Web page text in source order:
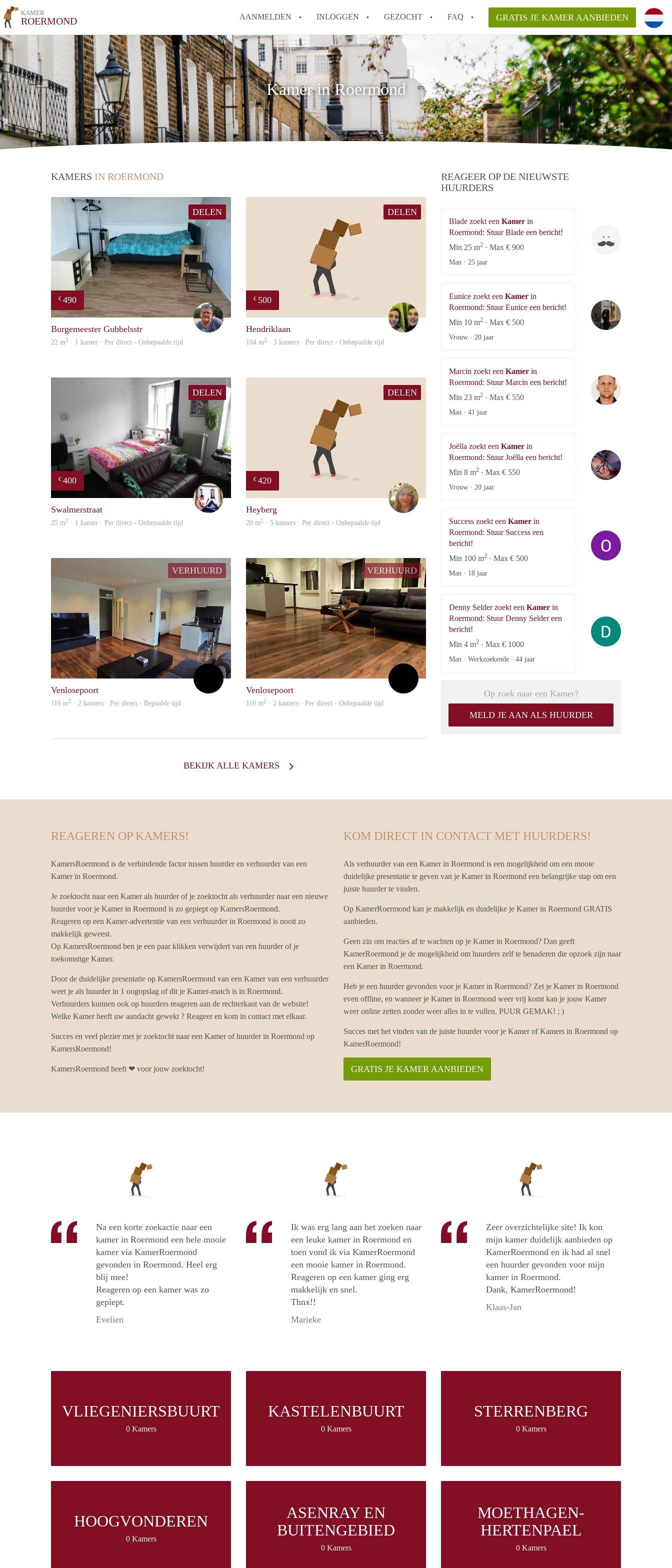
KAMER
ROERMOND AANMELDEN INLOGGEN GEZOCHT FAQ
How to translate KamerRoermond!
Wat is KamerRoermond?
Hoeveel kost het om te reageren op een Kamer in Roermond?
Wat is de privacyverklaring van KamerRoermond?
Berekent KamerRoermond makelaarsvergoeding/bemiddelingsvergoeding?
Alle veelgestelde vragen
GRATIS JE KAMER AANBIEDEN
Kamer in Roermond
KAMERS IN ROERMOND
DELEN
€ 490
Guus
Burgemeester Gubbelsstr
22 m2 · 1 kamer · Per direct - Onbepaalde tijd
DELEN
€ 500
Hendriklaan
104 m2 · 3 kamers · Per direct - Onbepaalde tijd
DELEN
€ 400
Swalmerstraat
25 m2 · 1 kamer · Per direct - Onbepaalde tijd
DELEN
€ 420
Heyberg
20 m2 · 5 kamers · Per direct - Onbepaalde tijd
VERHUURD
Suriya
Venlosepoort
116 m2 · 2 kamers · Per direct - Bepaalde tijd
VERHUURD
Suriya
Venlosepoort
116 m2 · 2 kamers · Per direct - Onbepaalde tijd
BEKIJK ALLE KAMERS
REAGEER OP DE NIEUWSTE
HUURDERS
Blade zoekt een Kamer in
Roermond: Stuur Blade een bericht!
Min 25 m2 · Max € 900
Man · 25 jaar
Eunice zoekt een Kamer in
Roermond: Stuur Eunice een bericht!
Min 10 m2 · Max € 500
Vrouw · 20 jaar
Marcin zoekt een Kamer in
Roermond: Stuur Marcin een bericht!
Min 23 m2 · Max € 550
Man · 41 jaar
Joëlla zoekt een Kamer in
Roermond: Stuur Joëlla een bericht!
Min 8 m2 · Max € 550
Vrouw · 20 jaar
Success zoekt een Kamer in
Roermond: Stuur Success een
bericht!
Min 100 m2 · Max € 500
Man · 18 jaar
Denny Selder zoekt een Kamer in
Roermond: Stuur Denny Selder een
bericht!
Min 4 m2 · Max € 1000
Man · Werkzoekende · 44 jaar
Op zoek naar een Kamer?
MELD JE AAN ALS HUURDER
REAGEREN OP KAMERS!
KamersRoermond is de verbindende factor tussen huurder en verhuurder van een
Kamer in Roermond.
Je zoektocht naar een Kamer als huurder of je zoektocht als verhuurder naar een nieuwe
huurder voor je Kamer in Roermond is zo gepiept op KamersRoermond.
Reageren op een Kamer-advertentie van een verhuurder in Roermond is nooit zo
makkelijk geweest.
Op KamersRoermond ben je een paar klikken verwijdert van een huurder of je
toekomstige Kamer.
Door de duidelijke presentatie op KamersRoermond van een Kamer van een verhuurder
weet je als huurder in 1 oogopslag of dit je Kamer-match is in Roermond.
Verhuurders kunnen ook op huurders reageren aan de rechterkant van de website!
Welke Kamer heeft uw aandacht gewekt ? Reageer en kom in contact met elkaar.
Succes en veel plezier met je zoektocht naar een Kamer of huurder in Roermond op
KamersRoermond!
KamersRoermond heeft ❤ voor jouw zoektocht!
KOM DIRECT IN CONTACT MET HUURDERS!
Als verhuurder van een Kamer in Roermond is een mogelijkheid om een mooie
duidelijke presentatie te geven van je Kamer in Roermond een belangrijke stap om een
juiste huurder te vinden.
Op KamerRoermond kan je makkelijk en duidelijke je Kamer in Roermond GRATIS
aanbieden.
Geen zin om reacties af te wachten op je Kamer in Roermond? Dan geeft
KamerRoermond je de mogelijkheid om huurders zelf te benaderen die opzoek zijn naar
een Kamer in Roermond.
Heb je een huurder gevonden voor je Kamer in Roermond? Zet je Kamer in Roermond
even offline, en wanneer je Kamer in Roermond weer vrij komt kan je jouw Kamer
weer online zetten zonder weer alles in te vullen. PUUR GEMAK! ; )
Succes met het vinden van de juiste huurder voor je Kamer of Kamers in Roermond op
KamerRoermond!
GRATIS JE KAMER AANBIEDEN
Na een korte zoekactie naar een
kamer in Roermond een hele mooie
kamer via KamerRoermond
gevonden in Roermond. Heel erg
blij mee!
Reageren op een kamer was zo
gepiept.
Evelien
Ik was erg lang aan het zoeken naar
een leuke kamer in Roermond en
toen vond ik via KamerRoermond
een mooie kamer in Roermond.
Reageren op een kamer ging erg
makkelijk en snel.
Thnx!!
Marieke
Zeer overzichtelijke site! Ik kon
mijn kamer duidelijk aanbieden op
KamerRoermond en ik had al snel
een huurder gevonden voor mijn
kamer in Roermond.
Dank, KamerRoermond!
Klaas-Jan
VLIEGENIERSBUURT
0 Kamers
KASTELENBUURT
0 Kamers
STERRENBERG
0 Kamers
HOOGVONDEREN
0 Kamers
ASENRAY EN
BUITENGEBIED
0 Kamers
MOETHAGEN-
HERTENPAEL
0 Kamers